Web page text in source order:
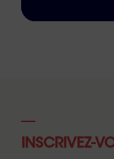
INSCRIVEZ-